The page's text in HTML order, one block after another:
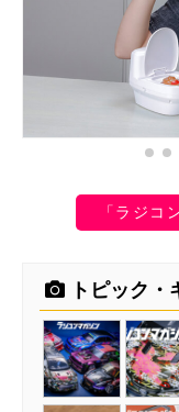
「ラジコ
トピック